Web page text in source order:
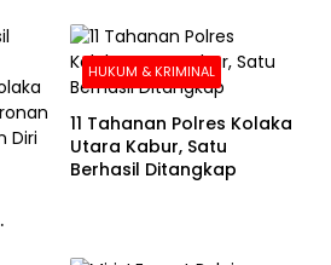
HUKUM & KRIMINAL
11 Tahanan Polres Kolaka
Utara Kabur, Satu
Berhasil Ditangkap